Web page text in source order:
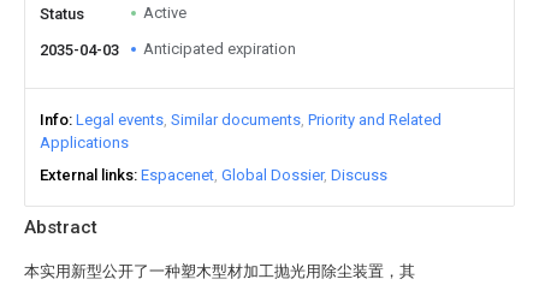
Abstract
本实用新型公开了一种塑木型材加工抛光用除尘装置，其
Status Active
2035-04-03 Anticipated expiration
Info Legal events Similar documents Priority and Related
Applications
External links Espacenet Global Dossier Discuss